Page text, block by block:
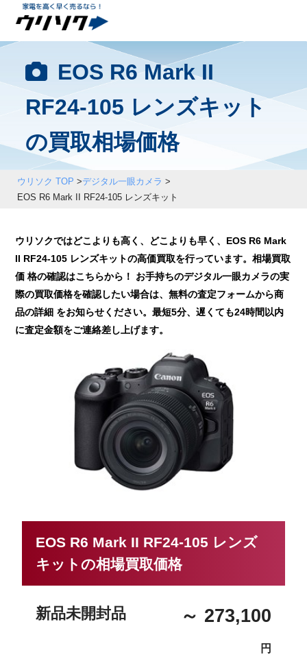
EOS R6 Mark II
RF24-105 レンズキット
の買取相場価格
ウリソク TOP >デジタル一眼カメラ >
EOS R6 Mark II RF24-105 レンズキット
ウリソクではどこよりも高く、どこよりも早く、EOS R6 Mark
II RF24-105 レンズキットの高価買取を行っています。相場買取
価 格の確認はこちらから！ お手持ちのデジタル一眼カメラの実
際の買取価格を確認したい場合は、無料の査定フォームから商
品の詳細 をお知らせください。最短5分、遅くても24時間以内
に査定金額をご連絡差し上げます。
EOS R6 Mark II RF24-105 レンズ
キットの相場買取価格
新品未開封品 ～ 273,100
円